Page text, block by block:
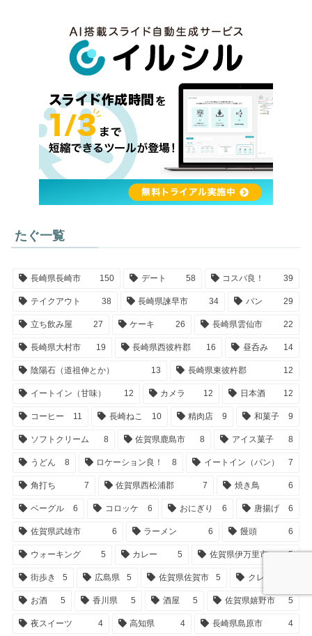
たぐ一覧
長崎県長崎市 150 デート 58 コスパ良！ 39
テイクアウト 38 長崎県諫早市 34 パン 29
立ち飲み屋 27 ケーキ 26 長崎県雲仙市 22
長崎県大村市 19 長崎県西彼杵郡 16 昼呑み 14
陰陽石（道祖伸とか） 13 長崎県東彼杵郡 12
イートイン（甘味） 12 カメラ 12 日本酒 12
コーヒー 11 長崎ねこ 10 精肉店 9 和菓子 9
ソフトクリーム 8 佐賀県鹿島市 8 アイス菓子 8
うどん 8 ロケーション良！ 8 イートイン（パン） 7
角打ち 7 佐賀県西松浦郡 7 焼き鳥 6
ベーグル 6 コロッケ 6 おにぎり 6 唐揚げ 6
佐賀県武雄市 6 ラーメン 6 饅頭 6
ウォーキング 5 カレー 5 佐賀県伊万里市 5
街歩き 5 広島県 5 佐賀県佐賀市 5 クレープ
お酒 5 香川県 5 酒屋 5 佐賀県嬉野市 5
夜スイーツ 4 高知県 4 長崎県島原市 4